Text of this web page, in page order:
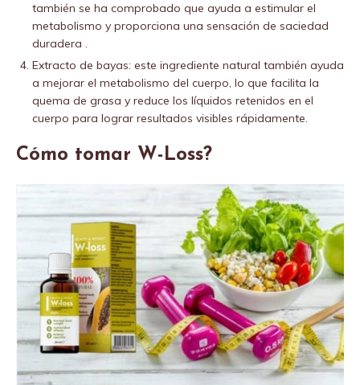
también se ha comprobado que ayuda a estimular el
metabolismo y proporciona una sensación de saciedad
duradera .
Extracto de bayas: este ingrediente natural también ayuda
a mejorar el metabolismo del cuerpo, lo que facilita la
quema de grasa y reduce los líquidos retenidos en el
cuerpo para lograr resultados visibles rápidamente.
Cómo tomar W-Loss?